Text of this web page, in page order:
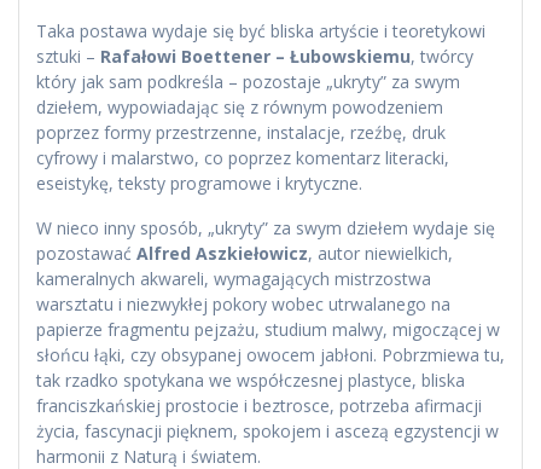
Taka postawa wydaje się być bliska artyście i teoretykowi
sztuki – Rafałowi Boettener – Łubowskiemu, twórcy
który jak sam podkreśla – pozostaje „ukryty” za swym
dziełem, wypowiadając się z równym powodzeniem
poprzez formy przestrzenne, instalacje, rzeźbę, druk
cyfrowy i malarstwo, co poprzez komentarz literacki,
eseistykę, teksty programowe i krytyczne.
W nieco inny sposób, „ukryty” za swym dziełem wydaje się
pozostawać Alfred Aszkiełowicz, autor niewielkich,
kameralnych akwareli, wymagających mistrzostwa
warsztatu i niezwykłej pokory wobec utrwalanego na
papierze fragmentu pejzażu, studium malwy, migoczącej w
słońcu łąki, czy obsypanej owocem jabłoni. Pobrzmiewa tu,
tak rzadko spotykana we współczesnej plastyce, bliska
franciszkańskiej prostocie i beztrosce, potrzeba afirmacji
życia, fascynacji pięknem, spokojem i ascezą egzystencji w
harmonii z Naturą i światem.